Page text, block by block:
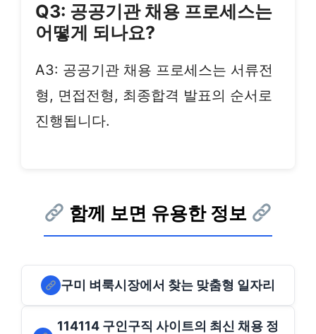
Q3: 공공기관 채용 프로세스는
어떻게 되나요?
A3: 공공기관 채용 프로세스는 서류전
형, 면접전형, 최종합격 발표의 순서로
진행됩니다.
함께 보면 유용한 정보
구미 벼룩시장에서 찾는 맞춤형 일자리
114114 구인구직 사이트의 최신 채용 정